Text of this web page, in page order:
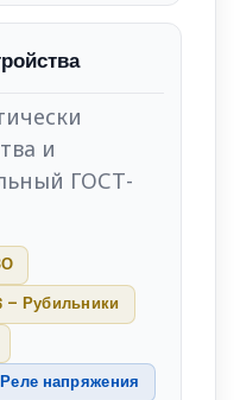
и
ГОСТ-
— Рубильники
Реле напряжения